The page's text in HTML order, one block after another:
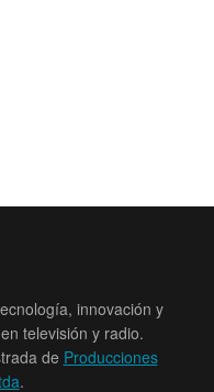
innovación y
televisión y radio.
de Producciones
.